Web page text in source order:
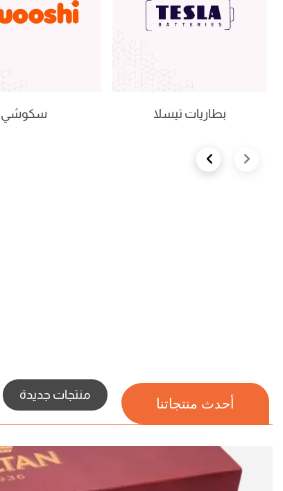
بطاريات تيسلا سكوشي
Next slidePrevious slide
أحدث منتجاتنا منتجات جديدة